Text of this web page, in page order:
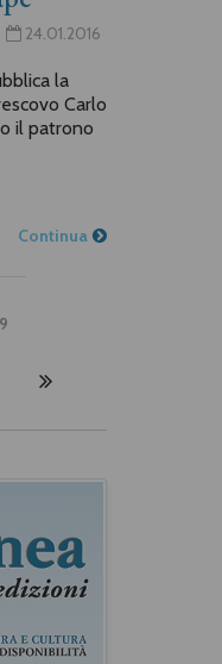
24.01.2016
la
Carlo
il patrono
Continua